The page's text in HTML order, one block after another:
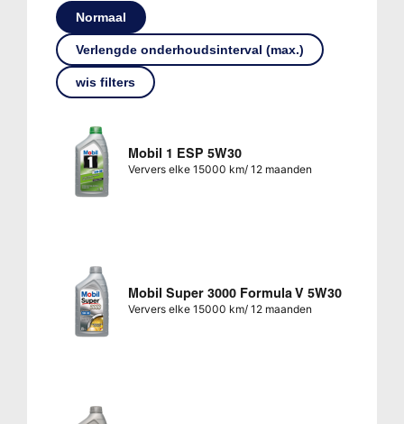
Normaal
Verlengde onderhoudsinterval (max.)
wis filters
Mobil 1 ESP 5W30
Ververs elke 15000 km/ 12 maanden
Mobil Super 3000 Formula V 5W30
Ververs elke 15000 km/ 12 maanden